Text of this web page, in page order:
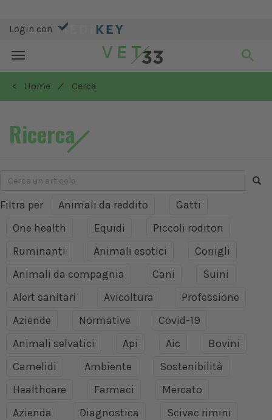
Login con
Toggle
navigation
< Home
/ Cerca
Ricerca
Filtra per Animali da reddito
Gatti
One health
Equidi
Piccoli roditori
Ruminanti
Animali esotici
Conigli
Animali da compagnia
Cani
Suini
Alert sanitari
Avicoltura
Professione
Aziende
Normative
Covid-19
Animali selvatici
Api Aic
Bovini
Camelidi
Ambiente
Sostenibilità
Healthcare
Farmaci
Mercato
Azienda
Diagnostica
Scivac rimini